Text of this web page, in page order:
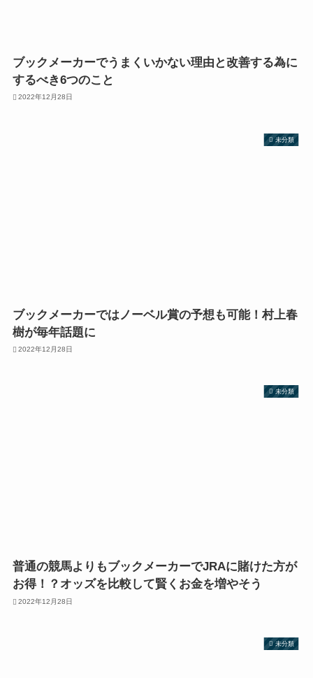
ブックメーカーでうまくいかない理由と改善する為に
するべき6つのこと
2022年12月28日
未分類
ブックメーカーではノーベル賞の予想も可能！村上春
樹が毎年話題に
2022年12月28日
未分類
普通の競馬よりもブックメーカーでJRAに賭けた方が
お得！？オッズを比較して賢くお金を増やそう
2022年12月28日
未分類